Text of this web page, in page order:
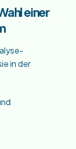
einer
in der